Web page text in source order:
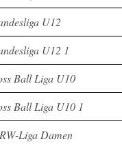
U12
U12 1
Ball Liga U10
Ball Liga U10 1
Liga Damen